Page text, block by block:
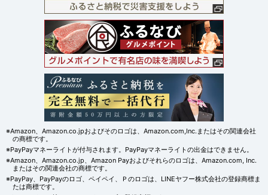
※Amazon、Amazon.co.jpおよびそのロゴは、Amazon.com,Inc.またはその関連会社
の商標です。
※PayPayマネーライトが付与されます。PayPayマネーライトの出金はできません。
※Amazon、Amazon.co.jp、Amazon Payおよびそれらのロゴは、Amazon.com, Inc.
またはその関連会社の商標です。
※PayPay、PayPayのロゴ、ペイペイ、Ｐのロゴは、LINEヤフー株式会社の登録商標ま
たは商標です。